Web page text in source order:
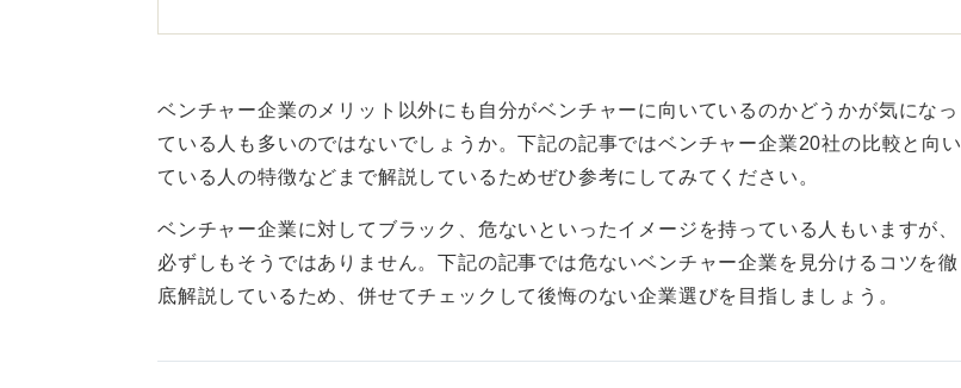
大企業かベンチャーかで悩んでいるのであれば、まず質問者さん自身がどのよう
な社会人生活を送りたいのか言語化しておくのが良いかと思います。
事だけに没頭したくない」「一生困らないような専門的な知識やスキルを身につ
けたい」など、どのような状態になりたいかをイメージして言葉にしましょう。
社内制度の整備もこれから、という企業成長フェーズだと、福利厚生・研修シス
テム・労務管理（残業についての取り決めなど）も発展途上である、ということ
そういった会社づくりを自分たちでできることをメリットと感じる人には向いて
いて、整っていないことをデメリットと感じる人には居心地の悪い職場となるで
ベンチャー企業のメリット以外にも自分がベンチャーに向いているのかどうかが気になっ
ている人も多いのではないでしょうか。下記の記事ではベンチャー企業20社の比較と向い
ている人の特徴などまで解説しているためぜひ参考にしてみてください。
ベンチャー企業に対してブラック、危ないといったイメージを持っている人もいますが、
必ずしもそうではありません。下記の記事では危ないベンチャー企業を見分けるコツを徹
底解説しているため、併せてチェックして後悔のない企業選びを目指しましょう。